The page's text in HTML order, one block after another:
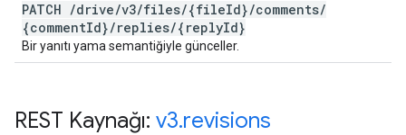
PATCH /drive/v3/files/{fileId}/comments/
{commentId}/replies/{replyId}
Bir yanıtı yama semantiğiyle günceller.
REST Kaynağı: v3.revisions